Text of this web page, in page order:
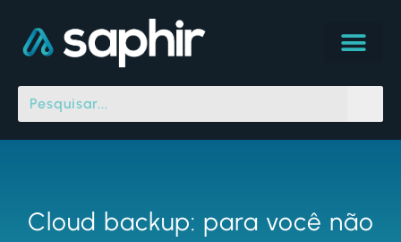
Cloud backup: para você não